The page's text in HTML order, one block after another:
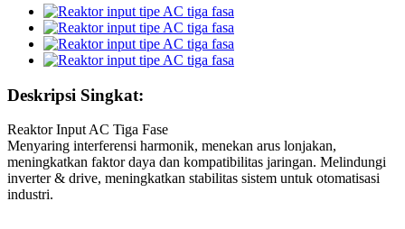
Deskripsi Singkat:
Reaktor Input AC Tiga Fase
Menyaring interferensi harmonik, menekan arus lonjakan,
meningkatkan faktor daya dan kompatibilitas jaringan. Melindungi
inverter & drive, meningkatkan stabilitas sistem untuk otomatisasi
industri.